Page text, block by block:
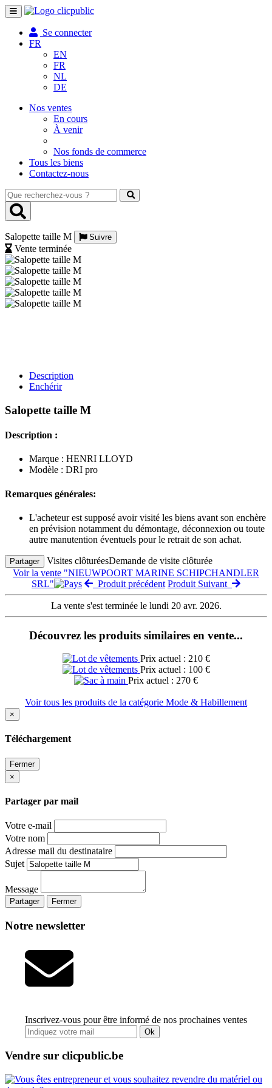
Toggle
navigation
Se connecter
FR
EN
FR
NL
DE
Nos ventes
En cours
À venir
Nos fonds de commerce
Tous les biens
Contactez-nous
Que
recherchez-
vous
Salopette taille M
Suivre
Vente terminée
Description
Enchérir
Salopette taille M
Description :
Marque : HENRI LLOYD
Modèle : DRI pro
Remarques générales:
L'acheteur est supposé avoir visité les biens avant son enchère
en prévision notamment du démontage, déconnexion ou toute
autre manutention éventuels pour le retrait de son achat.
Partager Visites clôturéesDemande de visite clôturée
Voir la vente "NIEUWPOORT MARINE SCHIPCHANDLER
SRL"
Produit précédent Produit Suivant
La vente s'est terminée le lundi 20 avr. 2026.
Découvrez les produits similaires en vente...
Prix actuel : 210 €
Prix actuel : 100 €
Prix actuel : 270 €
Voir tous les produits de la catégorie Mode & Habillement
×
Téléchargement
Fermer
×
Partager par mail
Votre e-mail
Votre nom
Adresse mail du destinataire
Sujet
Message
Partager Fermer
Notre newsletter
Inscrivez-vous pour être informé de nos prochaines ventes
Ok
Vendre sur clicpublic.be